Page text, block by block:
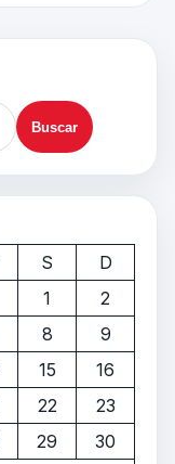
S
D
1
2
8
9
15
16
22
23
29
30